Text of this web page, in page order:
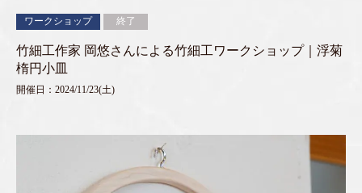
竹細工作家 岡悠さんによる竹細工ワークショップ｜浮菊
楕円小皿
ワークショップ 終了
開催日：2024/11/23(土)